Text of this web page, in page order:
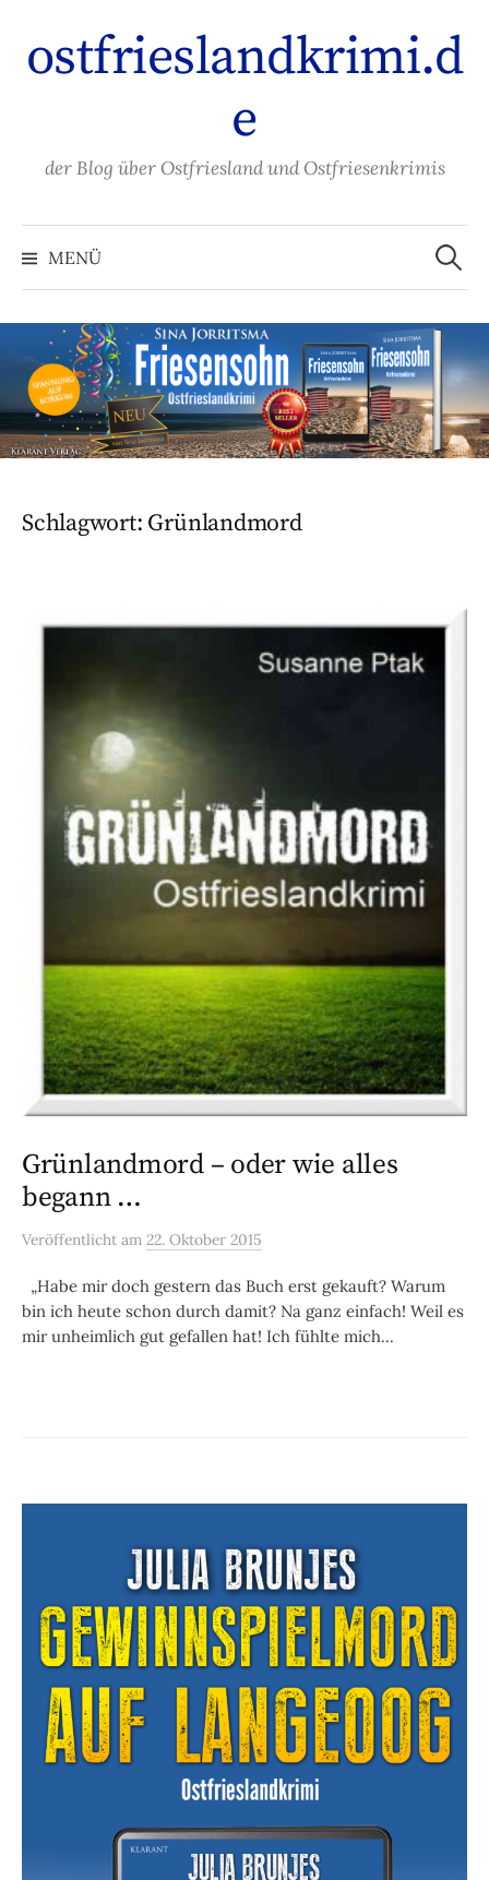
Inhalt
überspringen
ostfrieslandkrimi.d
e
der Blog über Ostfriesland und Ostfriesenkrimis
MENÜ
Suchen
nach:
Schlagwort: Grünlandmord
Grünlandmord – oder wie alles
begann …
Veröffentlicht am 22. Oktober 2015
„Habe mir doch gestern das Buch erst gekauft? Warum
bin ich heute schon durch damit? Na ganz einfach! Weil es
mir unheimlich gut gefallen hat! Ich fühlte mich...